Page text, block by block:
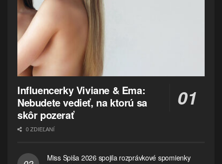
Influencerky Viviane & Ema:
Nebudete vedieť, na ktorú sa
skôr pozerať
0 ZDIEĽANÍ
Miss Spiša 2026 spojila rozprávkové spomienky